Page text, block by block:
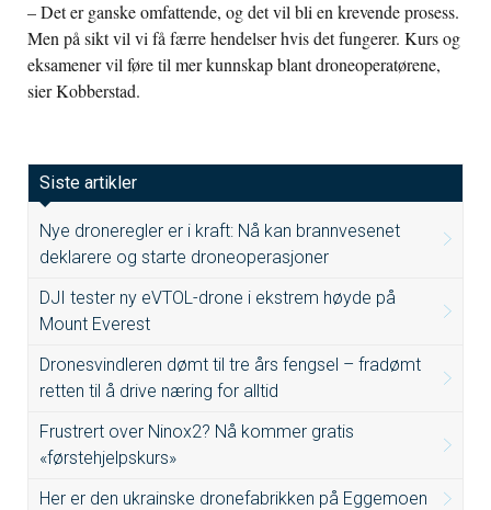
– Det er ganske omfattende, og det vil bli en krevende prosess.
Men på sikt vil vi få færre hendelser hvis det fungerer. Kurs og
eksamener vil føre til mer kunnskap blant droneoperatørene,
sier Kobberstad.
Siste artikler
Nye droneregler er i kraft: Nå kan brannvesenet
deklarere og starte droneoperasjoner
DJI tester ny eVTOL-drone i ekstrem høyde på
Mount Everest
Dronesvindleren dømt til tre års fengsel – fradømt
retten til å drive næring for alltid
Frustrert over Ninox2? Nå kommer gratis
«førstehjelpskurs»
Her er den ukrainske dronefabrikken på Eggemoen